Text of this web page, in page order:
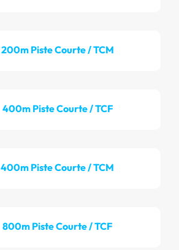
200m Piste Courte / TCM
400m Piste Courte / TCF
400m Piste Courte / TCM
800m Piste Courte / TCF